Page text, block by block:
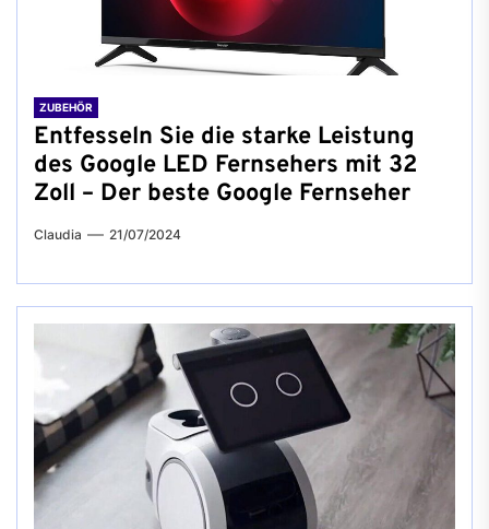
ZUBEHÖR
Entfesseln Sie die starke Leistung
des Google LED Fernsehers mit 32
Zoll – Der beste Google Fernseher
Claudia 21/07/2024